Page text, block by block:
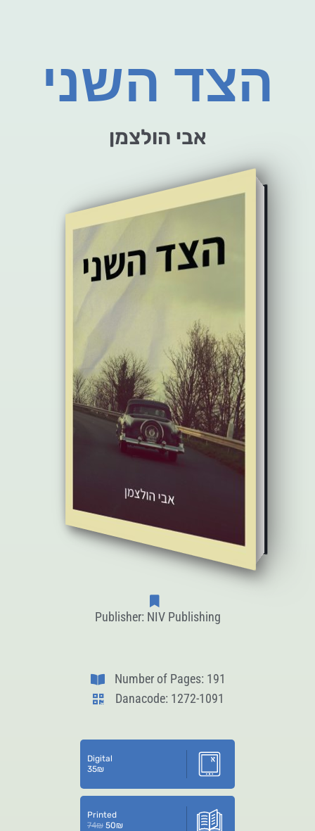
הצד השני
אבי הולצמן
Publisher: NIV Publishing
Number of Pages: 191
Danacode: 1272-1091
Digital
35₪
Printed
74₪ 50₪